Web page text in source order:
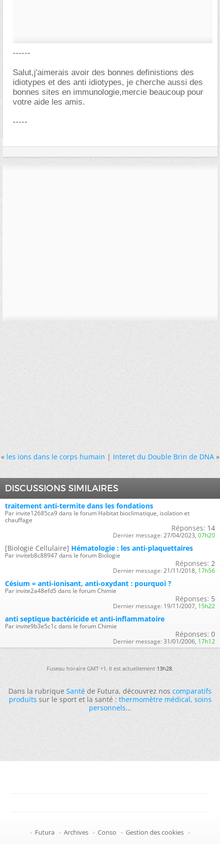
------
Salut,j'aimerais avoir des bonnes definistions des
idiotypes et des anti idiotypes, je cherche aussi des
bonnes sites en immunologie,mercie beaucoup pour
votre aide les amis.
-----
« les ions dans le corps humain|Interet du Double Brin de DNA »
DISCUSSIONS SIMILAIRES
traitement anti-termite dans les fondations
Par invite12685ca9 dans le forum Habitat bioclimatique, isolation et
chauffage
Réponses: 14
Dernier message: 27/04/2023, 07h20
[Biologie Cellulaire] Hématologie : les anti-plaquettaires
Par inviteb8c88947 dans le forum Biologie
Réponses: 2
Dernier message: 21/11/2018, 17h56
Césium = anti-ionisant, anti-oxydant : pourquoi ?
Par invite2a48efd5 dans le forum Chimie
Réponses: 5
Dernier message: 19/11/2007, 15h22
anti septique bactéricide et anti-inflammatoire
Par invite9b3e5c1c dans le forum Chimie
Réponses: 0
Dernier message: 31/01/2006, 17h12
Fuseau horaire GMT +1. Il est actuellement13h28.
Dans la rubriqueSantéde Futura, découvrez noscomparatifs
produitssur le sport et la santé :thermomètre médical,soins
personnels...
- Futura - Archives - Conso - Gestion des cookies -